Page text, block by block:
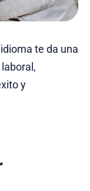
te da una
y